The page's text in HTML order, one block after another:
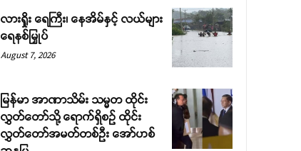
လားရှိုး ရေကြီး၊ နေအိမ်နှင့် လယ်များ
ရေနစ်မြှုပ်
August 7, 2026
မြန်မာ အာဏာသိမ်း သမ္မတ ထိုင်း
လွှတ်တော်သို့ ရောက်ရှိစဉ် ထိုင်း
လွှတ်တော်အမတ်တစ်ဦး အော်ဟစ်